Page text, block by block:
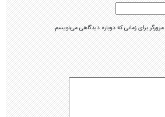
برای زمانی که دوباره دیدگاهی می‌نویسم.